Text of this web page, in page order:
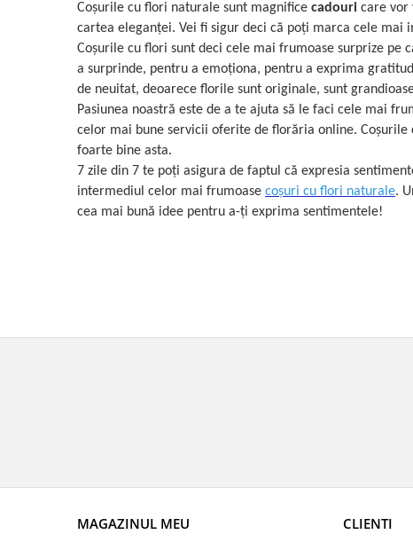
Coșurile cu flori naturale sunt magnifice cadouri care vor
cartea eleganței. Vei fi sigur deci că poți marca cele mai
Coșurile cu flori sunt deci cele mai frumoase surprize
a surprinde, pentru a emoționa, pentru a exprima
de neuitat, deoarece florile sunt originale, sunt
Pasiunea noastră este de a te ajuta să le faci cele mai
celor mai bune servicii oferite de florăria online.
foarte bine asta.
7 zile din 7 te poți asigura de faptul că expresia
intermediul celor mai frumoase coșuri cu flori naturale.
cea mai bună idee pentru a-ți exprima sentimentele!
MAGAZINUL MEU CLIENTI